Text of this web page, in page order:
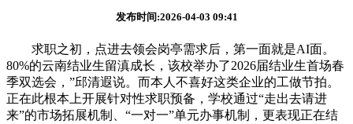
发布时间:2026-04-03 09:41
求职之初，点进去领会岗亭需求后，第一面就是AI面。
80%的云南结业生留滇成长，该校举办了2026届结业生首场春
季双选会，”邱清遐说。而本人不喜好这类企业的工做节拍。
正在此根本上开展针对性求职预备，学校通过“走出去请进
来”的市场拓展机制、“一对一”单元办事机制，更表现正在结